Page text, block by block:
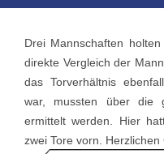
Drei Mannschaften
direkte Vergleich der
das Torverhältnis
war, mussten über die
ermittelt werden. Hier
zwei Tore vorn. Herzlichen